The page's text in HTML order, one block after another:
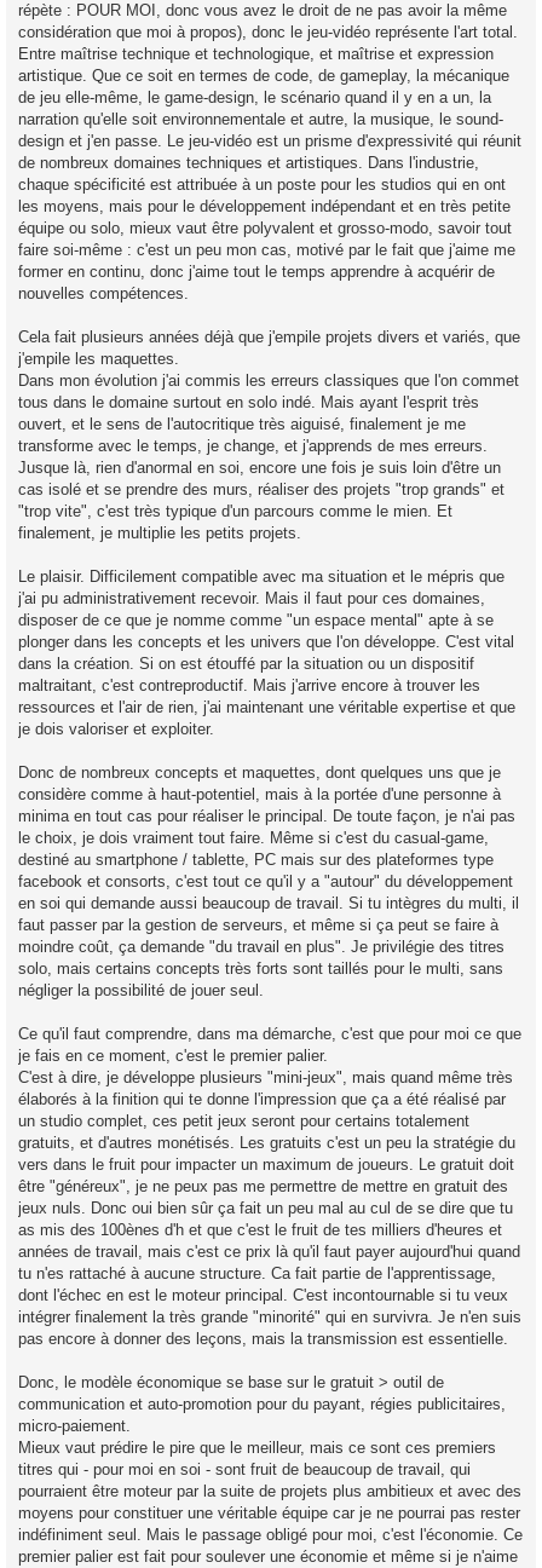
répète : POUR MOI, donc vous avez le droit de ne pas avoir la même
considération que moi à propos), donc le jeu-vidéo représente l'art total.
Entre maîtrise technique et technologique, et maîtrise et expression
artistique. Que ce soit en termes de code, de gameplay, la mécanique
de jeu elle-même, le game-design, le scénario quand il y en a un, la
narration qu'elle soit environnementale et autre, la musique, le sound-
design et j'en passe. Le jeu-vidéo est un prisme d'expressivité qui réunit
de nombreux domaines techniques et artistiques. Dans l'industrie,
chaque spécificité est attribuée à un poste pour les studios qui en ont
les moyens, mais pour le développement indépendant et en très petite
équipe ou solo, mieux vaut être polyvalent et grosso-modo, savoir tout
faire soi-même : c'est un peu mon cas, motivé par le fait que j'aime me
former en continu, donc j'aime tout le temps apprendre à acquérir de
nouvelles compétences.
Cela fait plusieurs années déjà que j'empile projets divers et variés, que
j'empile les maquettes.
Dans mon évolution j'ai commis les erreurs classiques que l'on commet
tous dans le domaine surtout en solo indé. Mais ayant l'esprit très
ouvert, et le sens de l'autocritique très aiguisé, finalement je me
transforme avec le temps, je change, et j'apprends de mes erreurs.
Jusque là, rien d'anormal en soi, encore une fois je suis loin d'être un
cas isolé et se prendre des murs, réaliser des projets "trop grands" et
"trop vite", c'est très typique d'un parcours comme le mien. Et
finalement, je multiplie les petits projets.
Le plaisir. Difficilement compatible avec ma situation et le mépris que
j'ai pu administrativement recevoir. Mais il faut pour ces domaines,
disposer de ce que je nomme comme "un espace mental" apte à se
plonger dans les concepts et les univers que l'on développe. C'est vital
dans la création. Si on est étouffé par la situation ou un dispositif
maltraitant, c'est contreproductif. Mais j'arrive encore à trouver les
ressources et l'air de rien, j'ai maintenant une véritable expertise et que
je dois valoriser et exploiter.
Donc de nombreux concepts et maquettes, dont quelques uns que je
considère comme à haut-potentiel, mais à la portée d'une personne à
minima en tout cas pour réaliser le principal. De toute façon, je n'ai pas
le choix, je dois vraiment tout faire. Même si c'est du casual-game,
destiné au smartphone / tablette, PC mais sur des plateformes type
facebook et consorts, c'est tout ce qu'il y a "autour" du développement
en soi qui demande aussi beaucoup de travail. Si tu intègres du multi, il
faut passer par la gestion de serveurs, et même si ça peut se faire à
moindre coût, ça demande "du travail en plus". Je privilégie des titres
solo, mais certains concepts très forts sont taillés pour le multi, sans
négliger la possibilité de jouer seul.
Ce qu'il faut comprendre, dans ma démarche, c'est que pour moi ce que
je fais en ce moment, c'est le premier palier.
C'est à dire, je développe plusieurs "mini-jeux", mais quand même très
élaborés à la finition qui te donne l'impression que ça a été réalisé par
un studio complet, ces petit jeux seront pour certains totalement
gratuits, et d'autres monétisés. Les gratuits c'est un peu la stratégie du
vers dans le fruit pour impacter un maximum de joueurs. Le gratuit doit
être "généreux", je ne peux pas me permettre de mettre en gratuit des
jeux nuls. Donc oui bien sûr ça fait un peu mal au cul de se dire que tu
as mis des 100ènes d'h et que c'est le fruit de tes milliers d'heures et
années de travail, mais c'est ce prix là qu'il faut payer aujourd'hui quand
tu n'es rattaché à aucune structure. Ca fait partie de l'apprentissage,
dont l'échec en est le moteur principal. C'est incontournable si tu veux
intégrer finalement la très grande "minorité" qui en survivra. Je n'en suis
pas encore à donner des leçons, mais la transmission est essentielle.
Donc, le modèle économique se base sur le gratuit > outil de
communication et auto-promotion pour du payant, régies publicitaires,
micro-paiement.
Mieux vaut prédire le pire que le meilleur, mais ce sont ces premiers
titres qui - pour moi en soi - sont fruit de beaucoup de travail, qui
pourraient être moteur par la suite de projets plus ambitieux et avec des
moyens pour constituer une véritable équipe car je ne pourrai pas rester
indéfiniment seul. Mais le passage obligé pour moi, c'est l'économie. Ce
premier palier est fait pour soulever une économie et même si je n'aime